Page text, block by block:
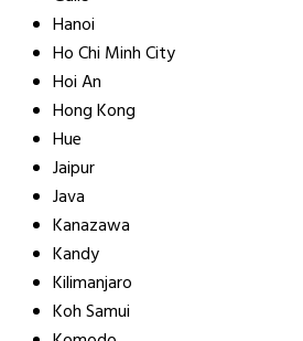
Hanoi
Ho Chi Minh City
Hoi An
Hong Kong
Hue
Jaipur
Java
Kanazawa
Kandy
Kilimanjaro
Koh Samui